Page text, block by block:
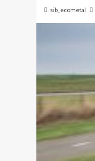
sib_ecometal